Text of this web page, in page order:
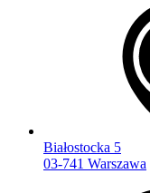
Białostocka 5
03-741 Warszawa